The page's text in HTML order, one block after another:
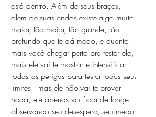
está dentro. Além de seus braços,
além de suas ondas existe algo muito
maior, tão maior, tão grande, tão
profundo que te dá medo, e quanto
mais você chegar perto pra testar ele,
mais ele vai te mostrar e intensificar
todos os perigos para testar todos seus
limites,  mas ele não vai te provar
nada, ele apenas vai ficar de longe
observando seu desespero, seu medo